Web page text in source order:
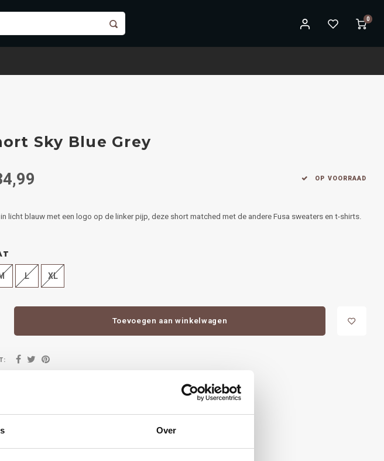
Over
0
Sky Blue Grey
OP VOORRAAD
licht blauw met een logo op de linker pijp, deze short matched met de andere Fusa sweaters en t-shirts.
L XL
Toevoegen aan winkelwagen